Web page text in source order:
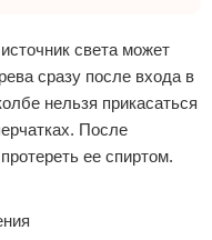
света может
сразу после входа в
нельзя прикасаться
После
ее спиртом.